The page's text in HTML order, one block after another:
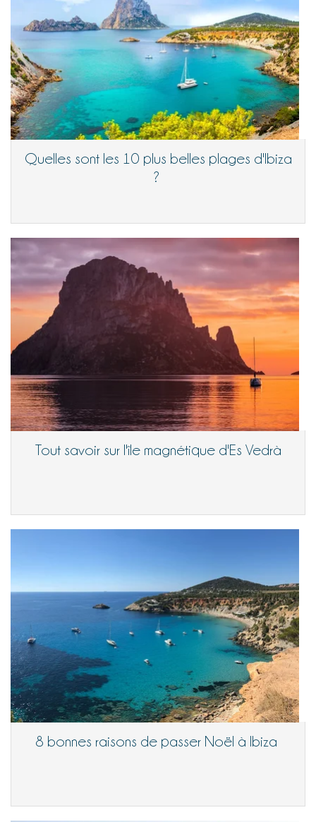
Quelles sont les 10 plus belles plages d'Ibiza
?
Tout savoir sur l'île magnétique d'Es Vedrà
8 bonnes raisons de passer Noël à Ibiza